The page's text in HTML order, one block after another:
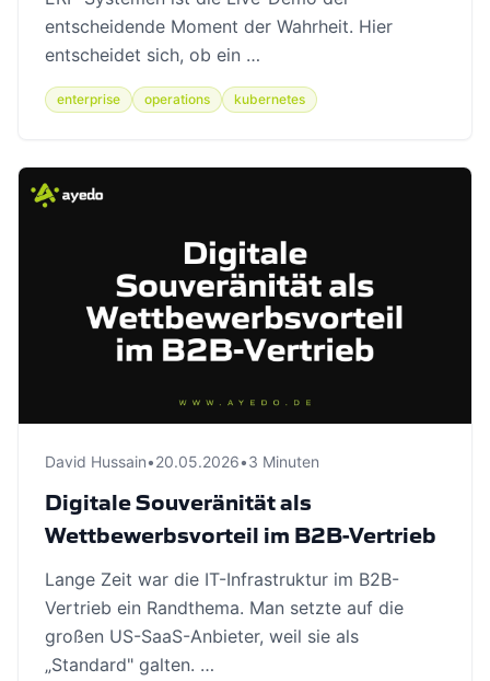
entscheidende Moment der Wahrheit. Hier
entscheidet sich, ob ein …
enterprise operations kubernetes
David Hussain•20.05.2026•3 Minuten
Digitale Souveränität als
Wettbewerbsvorteil im B2B-Vertrieb
Lange Zeit war die IT-Infrastruktur im B2B-
Vertrieb ein Randthema. Man setzte auf die
großen US-SaaS-Anbieter, weil sie als
„Standard" galten. …